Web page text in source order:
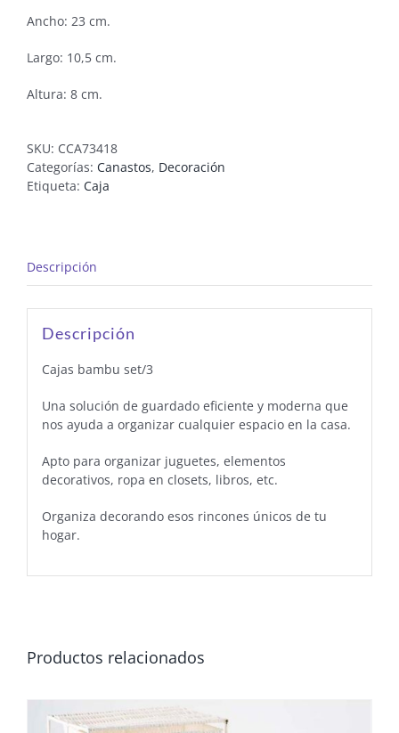
Ancho: 23 cm.
Largo: 10,5 cm.
Altura: 8 cm.
SKU: CCA73418
Categorías: Canastos, Decoración
Etiqueta: Caja
Descripción
Descripción
Cajas bambu set/3
Una solución de guardado eficiente y moderna que
nos ayuda a organizar cualquier espacio en la casa.
Apto para organizar juguetes, elementos
decorativos, ropa en closets, libros, etc.
Organiza decorando esos rincones únicos de tu
hogar.
Productos relacionados